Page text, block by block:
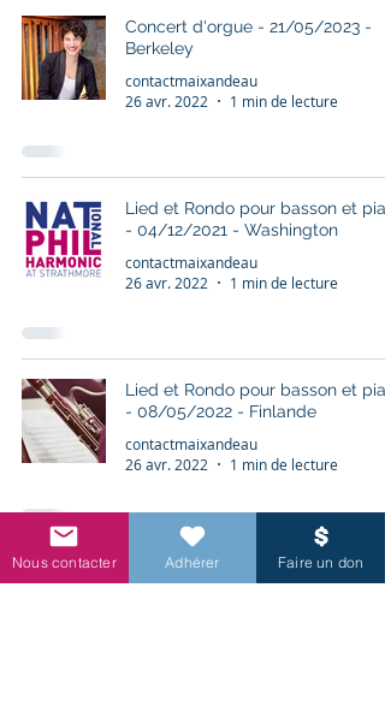
Concert d'orgue - 21/05/2023 -
Berkeley
contactmaixandeau
26 avr. 2022
1 min de lecture
Lied et Rondo pour basson et
- 04/12/2021 - Washington
contactmaixandeau
26 avr. 2022
1 min de lecture
Lied et Rondo pour basson et
- 08/05/2022 - Finlande
contactmaixandeau
26 avr. 2022
1 min de lecture
Lied et Rondo pour basson et
Nous contacter Adhérer Faire un don